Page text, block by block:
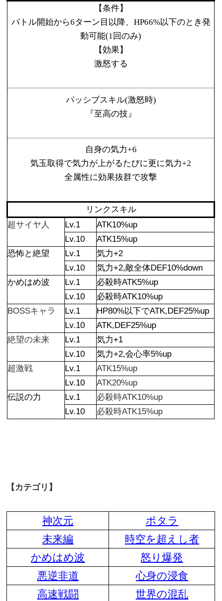
【条件】
バトル開始から6ターン目以降、HP66%以下のとき発
動可能(1回のみ)
【効果】
激怒する
パッシブスキル(激怒時)
『至高の技』
自身の気力+6
気玉取得で気力が上がるたびに更に気力+2
全属性に効果抜群で攻撃
リンクスキル
超サイヤ人
Lv.1
ATK10%up
Lv.10
ATK15%up
恐怖と絶望
Lv.1
気力+2
Lv.10
気力+2,敵全体DEF10%down
かめはめ波
Lv.1
必殺時ATK5%up
Lv.10
必殺時ATK10%up
BOSSキャラ
Lv.1
HP80%以下でATK,DEF25%up
Lv.10
ATK,DEF25%up
絶望の未来
Lv.1
気力+1
Lv.10
気力+2,会心率5%up
超激戦
Lv.1
ATK15%up
Lv.10
ATK20%up
伝説の力
Lv.1
必殺時ATK10%up
Lv.10
必殺時ATK15%up
【カテゴリ】
神次元
ポタラ
未来編
時空を超えし者
かめはめ波
怒り爆発
悪逆非道
心身の浸食
高速戦闘
世界の混乱